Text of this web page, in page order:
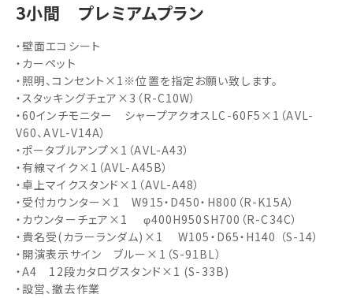
3小間 プレミアムプラン
・壁面エコシート
・カーペット
・照明、コンセント×1※位置を指定お願い致します。
・スタッキングチェア×3（R-C10W）
・60インチモニター シャープアクオスLC-60F5×1（AVL-
V60、AVL-V14A）
・ポータブルアンプ×1（AVL-A43）
・有線マイク×1（AVL-A45B）
・卓上マイクスタンド×1（AVL-A48）
・受付カウンター×1 W915・D450・H800（R-K15A）
・カウンターチェア×1 φ400H950SH700（R-C34C）
・貴名受(カラーランダム)×1 W105・D65・H140 （S-14）
・開演表示サイン ブルー×1（S-91BL）
・A4 12段カタログスタンド×1 (S-33B)
・設営、撤去作業